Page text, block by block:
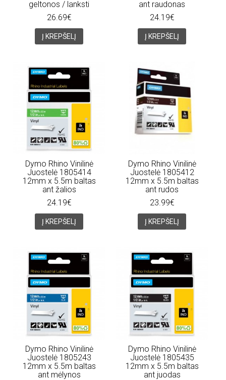
geltonos / lanksti
26.69€
Į KREPŠELĮ
ant raudonas
24.19€
Į KREPŠELĮ
Dymo Rhino Vinilinė
Juostelė 1805414
12mm x 5.5m baltas
ant žalios
24.19€
Į KREPŠELĮ
Dymo Rhino Vinilinė
Juostelė 1805412
12mm x 5.5m baltas
ant rudos
23.99€
Į KREPŠELĮ
Dymo Rhino Vinilinė
Juostelė 1805243
12mm x 5.5m baltas
ant mėlynos
Dymo Rhino Vinilinė
Juostelė 1805435
12mm x 5.5m baltas
ant juodas